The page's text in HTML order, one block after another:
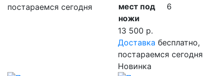
постараемся сегодня
мест под
ножи
6
13 500 р.
Доставка бесплатно,
постараемся сегодня
Новинка